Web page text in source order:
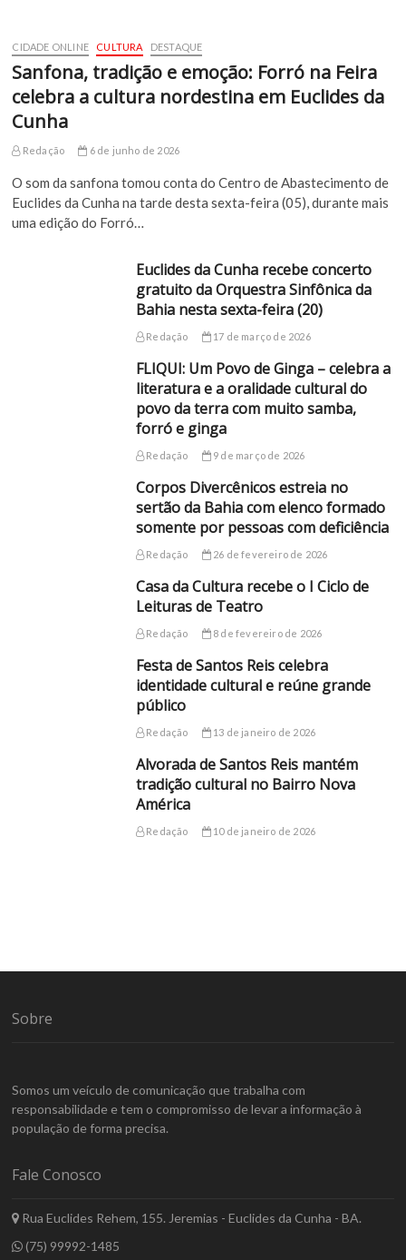
CIDADE ONLINE CULTURA DESTAQUE
Sanfona, tradição e emoção: Forró na Feira
celebra a cultura nordestina em Euclides da
Cunha
Redação 6 de junho de 2026
O som da sanfona tomou conta do Centro de Abastecimento de
Euclides da Cunha na tarde desta sexta-feira (05), durante mais
uma edição do Forró…
Euclides da Cunha recebe concerto
gratuito da Orquestra Sinfônica da
Bahia nesta sexta-feira (20)
Redação 17 de março de 2026
FLIQUI: Um Povo de Ginga – celebra a
literatura e a oralidade cultural do
povo da terra com muito samba,
forró e ginga
Redação 9 de março de 2026
Corpos Divercênicos estreia no
sertão da Bahia com elenco formado
somente por pessoas com deficiência
Redação 26 de fevereiro de 2026
Casa da Cultura recebe o I Ciclo de
Leituras de Teatro
Redação 8 de fevereiro de 2026
Festa de Santos Reis celebra
identidade cultural e reúne grande
público
Redação 13 de janeiro de 2026
Alvorada de Santos Reis mantém
tradição cultural no Bairro Nova
América
Redação 10 de janeiro de 2026
Sobre
Somos um veículo de comunicação que trabalha com
responsabilidade e tem o compromisso de levar a informação à
população de forma precisa.
Fale Conosco
Rua Euclides Rehem, 155. Jeremias - Euclides da Cunha - BA.
(75) 99992-1485